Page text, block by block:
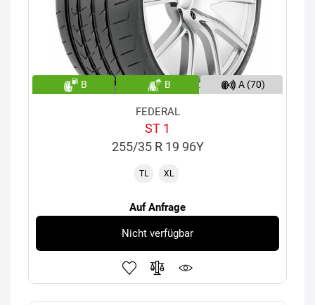
B B A (70)
FEDERAL
ST 1
255/35 R 19 96Y
TL XL
Auf Anfrage
Nicht verfügbar